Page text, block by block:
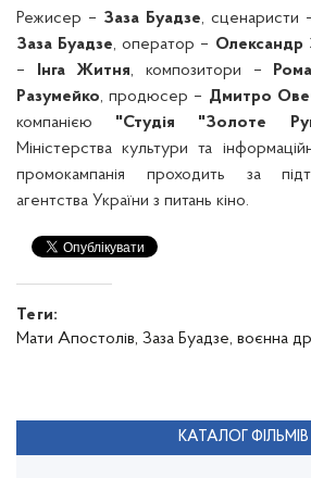
Режисер – Заза Буадзе, сценаристи
Заза Буадзе, оператор – Олександр
–
Інга Житня, композитори –
Разумейко, продюсер – Дмитро
компанією "Студія "Золоте
Міністерства культури та
промокампанія проходить за
агентства України з питань кіно.
Теги:
Мати Апостолів, Заза Буадзе, воєнна
КАТАЛОГ ФІЛЬМІВ